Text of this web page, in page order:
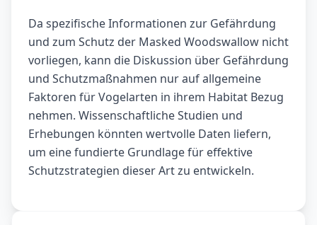
Da spezifische Informationen zur Gefährdung
und zum Schutz der Masked Woodswallow nicht
vorliegen, kann die Diskussion über Gefährdung
und Schutzmaßnahmen nur auf allgemeine
Faktoren für Vogelarten in ihrem Habitat Bezug
nehmen. Wissenschaftliche Studien und
Erhebungen könnten wertvolle Daten liefern,
um eine fundierte Grundlage für effektive
Schutzstrategien dieser Art zu entwickeln.